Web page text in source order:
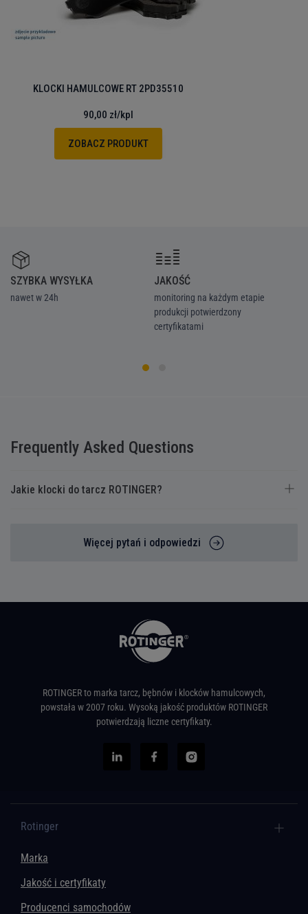
KLOCKI HAMULCOWE RT 2PD35510
90,00 zł/kpl
ZOBACZ PRODUKT
SZYBKA WYSYŁKA
nawet w 24h
JAKOŚĆ
monitoring na każdym etapie
produkcji potwierdzony
certyfikatami
Frequently Asked Questions
Jakie klocki do tarcz ROTINGER?
Więcej pytań i odpowiedzi
ROTINGER to marka tarcz, bębnów i klocków hamulcowych,
powstała w 2007 roku. Wysoką jakość produktów ROTINGER
potwierdzają liczne certyfikaty.
Rotinger
Marka
Jakość i certyfikaty
Producenci samochodów